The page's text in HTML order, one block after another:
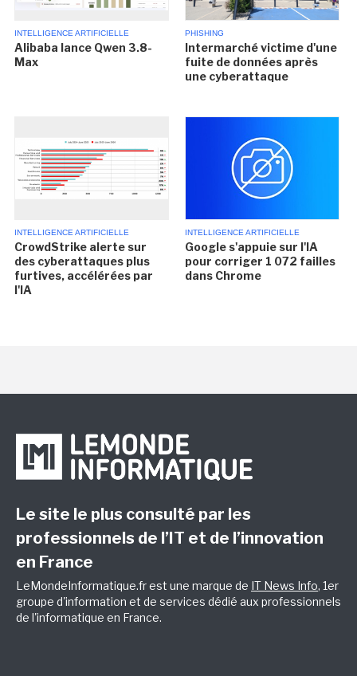
INTELLIGENCE ARTIFICIELLE
Alibaba lance Qwen 3.8-
Max
PHISHING
Intermarché victime d'une
fuite de données après
une cyberattaque
INTELLIGENCE ARTIFICIELLE
CrowdStrike alerte sur
des cyberattaques plus
furtives, accélérées par
l'IA
INTELLIGENCE ARTIFICIELLE
Google s'appuie sur l'IA
pour corriger 1 072 failles
dans Chrome
Le site le plus consulté par les
professionnels de l’IT et de l’innovation
en France
LeMondeInformatique.fr est une marque de IT News Info, 1er
groupe d'information et de services dédié aux professionnels
de l'informatique en France.